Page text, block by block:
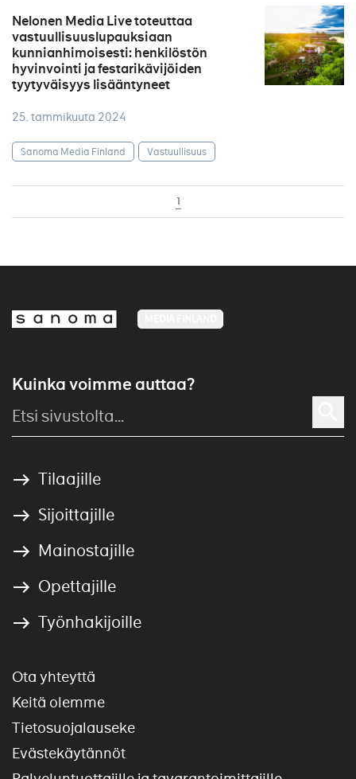
Nelonen Media Live toteuttaa
vastuullisuuslupauksiaan
kunnianhimoisesti: henkilöstön
hyvinvointi ja festarikävijöiden
tyytyväisyys lisääntyneet
25. tammikuuta 2024
Sanoma Media Finland Vastuullisuus
1
Kuinka voimme auttaa?
Tilaajille
Sijoittajille
Mainostajille
Opettajille
Työnhakijoille
Ota yhteyttä
Keitä olemme
Tietosuojalauseke
Evästekäytännöt